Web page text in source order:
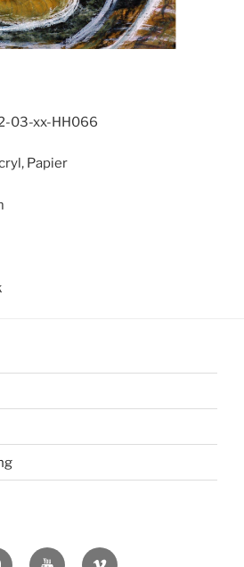
03-xx-HH066
Papier
You Vimeo